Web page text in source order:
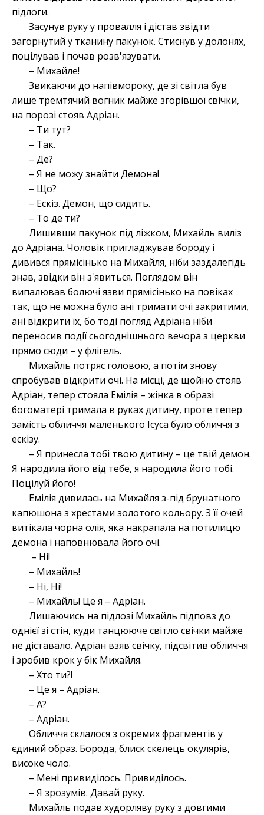
підлоги.
Засунув руку у провалля і дістав звідти
загорнутий у тканину пакунок. Стиснув у долонях,
поцілував і почав розв'язувати.
– Михайле!
Звикаючи до напівмороку, де зі світла був
лише тремтячий вогник майже згорівшої свічки,
на порозі стояв Адріан.
– Ти тут?
– Так.
– Де?
– Я не можу знайти Демона!
– Що?
– Ескіз. Демон, що сидить.
– То де ти?
Лишивши пакунок під ліжком, Михайль виліз
до Адріана. Чоловік пригладжував бороду і
дивився прямісінько на Михайля, ніби заздалегідь
знав, звідки він з'явиться. Поглядом він
випалював болючі язви прямісінько на повіках
так, що не можна було ані тримати очі закритими,
ані відкрити їх, бо тоді погляд Адріана ніби
переносив події сьогоднішнього вечора з церкви
прямо сюди – у флігель.
Михайль потряс головою, а потім знову
спробував відкрити очі. На місці, де щойно стояв
Адріан, тепер стояла Емілія – жінка в образі
богоматері тримала в руках дитину, проте тепер
замість обличчя маленького Ісуса було обличчя з
ескізу.
– Я принесла тобі твою дитину – це твій демон.
Я народила його від тебе, я народила його тобі.
Поцілуй його!
Емілія дивилась на Михайля з-під брунатного
капюшона з хрестами золотого кольору. З її очей
витікала чорна олія, яка накрапала на потилицю
демона і наповнювала його очі.
– Ні!
– Михайль!
– Ні, Ні!
– Михайль! Це я – Адріан.
Лишаючись на підлозі Михайль підповз до
однієї зі стін, куди танцююче світло свічки майже
не діставало. Адріан взяв свічку, підсвітив обличчя
і зробив крок у бік Михайля.
– Хто ти?!
– Це я – Адріан.
– А?
– Адріан.
Обличчя склалося з окремих фрагментів у
єдиний образ. Борода, блиск скелець окулярів,
високе чоло.
– Мені привиділось. Привиділось.
– Я зрозумів. Давай руку.
Михайль подав худорляву руку з довгими